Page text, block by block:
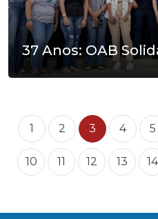
37 Anos: OAB
1 2 3 4 5
10 11 12 13 14